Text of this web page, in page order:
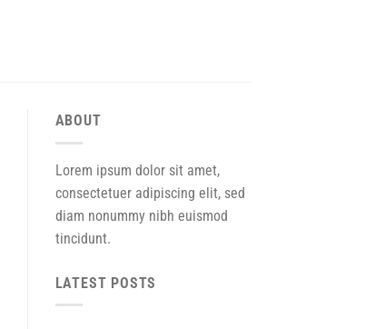
ABOUT
Lorem ipsum dolor sit amet,
consectetuer adipiscing elit, sed
diam nonummy nibh euismod
tincidunt.
LATEST POSTS